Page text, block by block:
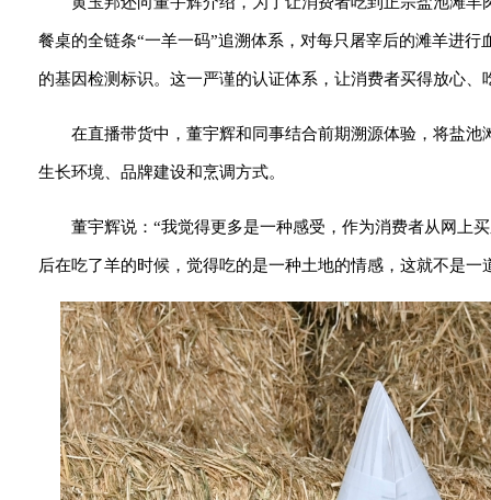
餐桌的全链条“一羊一码”追溯体系，对每只屠宰后的滩羊进
的基因检测标识。这一严谨的认证体系，让消费者买得放心、
在直播带货中，董宇辉和同事结合前期溯源体验，将盐
生长环境、品牌建设和烹调方式。
董宇辉说：“我觉得更多是一种感受，作为消费者从网上
后在吃了羊的时候，觉得吃的是一种土地的情感，这就不是